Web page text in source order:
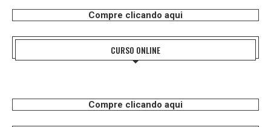
Compre clicando aqui
CURSO ONLINE
Compre clicando aqui